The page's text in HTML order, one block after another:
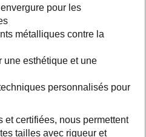
pour les
métalliques contre la
une esthétique et une
personnalisés pour
et certifiées, nous permettent
tailles avec rigueur et